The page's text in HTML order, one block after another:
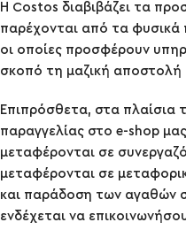
Η Costos διαβιβάζει τα
παρέχονται από τα φυσικά
οι οποίες προσφέρουν
σκοπό τη μαζική αποστολή
Επιπρόσθετα, στα πλαίσια
παραγγελίας στο e-shop
μεταφέρονται σε
μεταφέρονται σε
και παράδοση των αγαθών
ενδέχεται να